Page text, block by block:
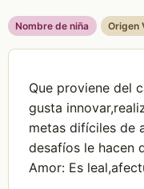
Nombre de niña Origen
Que proviene del
gusta
metas difíciles de
desafíos le hacen
Amor: Es